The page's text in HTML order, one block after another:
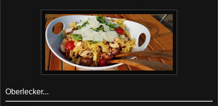
Oberlecker...